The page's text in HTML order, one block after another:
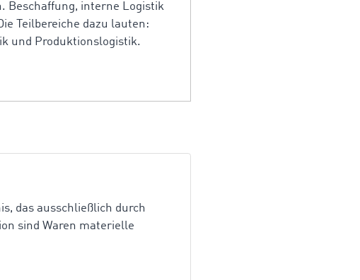
Beschaffung, interne Logistik
Teilbereiche dazu lauten:
und Produktionslogistik.
das ausschließlich durch
sind Waren materielle